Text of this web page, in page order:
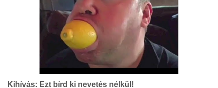
Kihívás: Ezt bírd ki nevetés nélkül!